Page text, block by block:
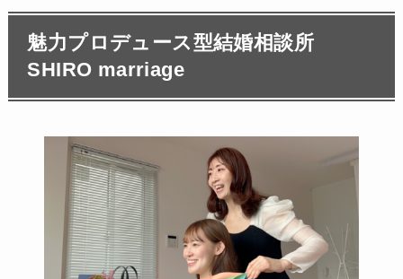
魅力プロデュース型結婚相談所
SHIRO marriage